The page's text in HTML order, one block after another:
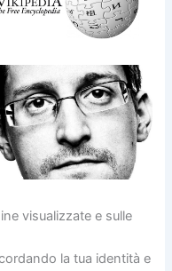
visualizzate e sulle
la tua identità e